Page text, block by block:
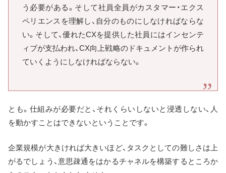
う必要がある。そして社員全員がカスタマー・エクス
ペリエンスを理解し、自分のものにしなければならな
い。そして、優れたCXを提供した社員にはインセンテ
ィブが支払われ、CX向上戦略のドキュメントが作られ
ていくようにしなければならない。
とも。仕組みが必要だと、それくらいしないと浸透しない、人
を動かすことはできないということです。
企業規模が大きければ大きいほど、タスクとしての難しさは上
がるでしょう、意思疎通をはかるチャネルを構築するところか